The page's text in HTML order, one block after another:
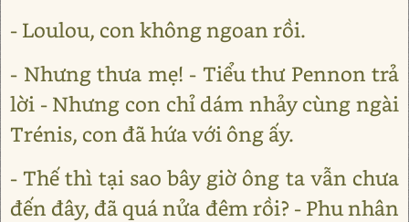
- Loulou, con không ngoan rồi.
- Nhưng thưa mẹ! - Tiểu thư Pennon trả
lời - Nhưng con chỉ dám nhảy cùng ngài
Trénis, con đã hứa với ông ấy.
- Thế thì tại sao bây giờ ông ta vẫn chưa
đến đây, đã quá nửa đêm rồi? - Phu nhân